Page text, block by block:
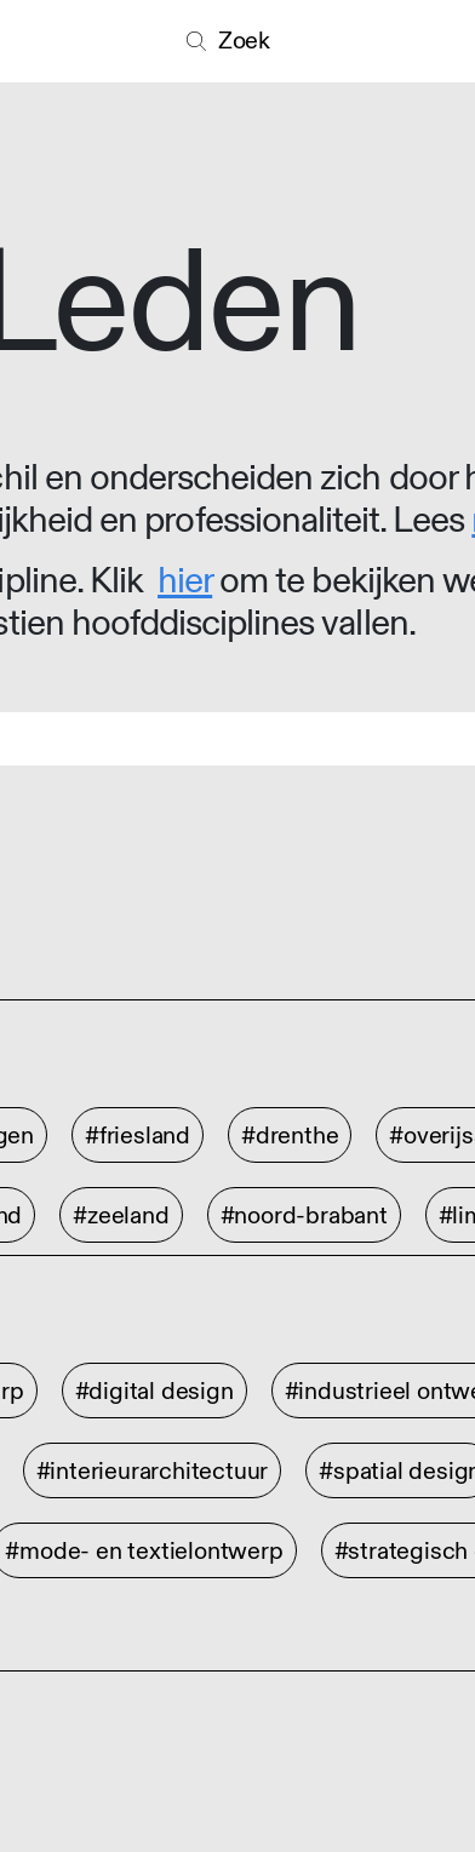
Zoek
en onderscheiden zich door
en professionaliteit. Lees
Klik hierom te bekijken
hoofddisciplines vallen.
#friesland #drenthe
#zeeland #noord-brabant
#digital design #industrieel
#interieurarchitectuur #spatial
#mode- en textielontwerp #strategisch